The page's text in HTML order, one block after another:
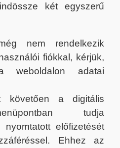
két egyszerű
nem rendelkezik
fiókkal, kérjük,
weboldalon adatai
követően a digitális
tudja
nyomtatott előfizetését
Ehhez az